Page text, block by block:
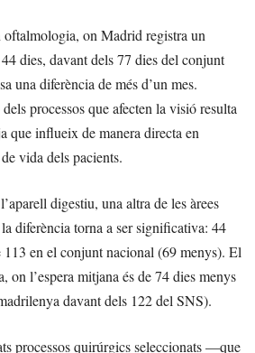
on Madrid registra un
dies, davant dels 77 dies del conjunt
una diferència de més d’un mes.
processos que afecten la visió resulta
que influeix de manera directa en
vida dels pacients.
digestiu, una altra de les àrees
diferència torna a ser significativa: 44
en el conjunt nacional (69 menys). El
on l’espera mitjana és de 74 dies menys
davant dels 122 del SNS).
processos quirúrgics seleccionats —que